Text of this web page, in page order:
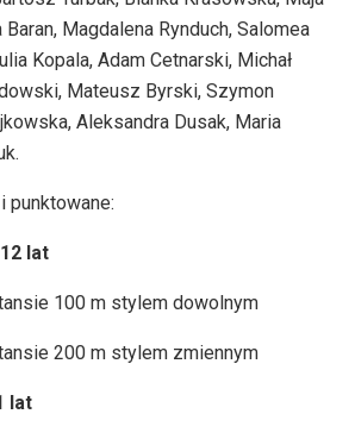
Magdalena Rynduch, Salomea
Kopala, Adam Cetnarski, Michał
Mateusz Byrski, Szymon
Aleksandra Dusak, Maria
punktowane:
lat
100 m stylem dowolnym
200 m stylem zmiennym
lat